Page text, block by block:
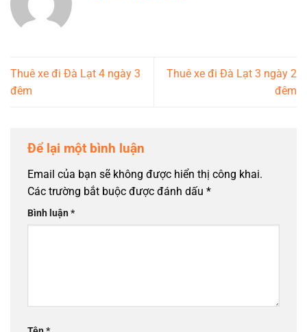
Thuê xe đi Đà Lạt 4 ngày 3
đêm
Thuê xe đi Đà Lạt 3 ngày 2
đêm
Để lại một bình luận
Email của bạn sẽ không được hiển thị công khai.
Các trường bắt buộc được đánh dấu *
Bình luận*